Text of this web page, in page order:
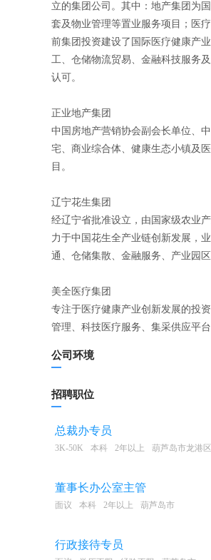
立的集团公司。其中：地产集团为
套及物业管理等置业服务项目；医
前集团投资建设了国际医疗健康产
工、仓储物流贸易、金融科技服务
认可。
正业地产集团
中国房地产营销协会副会长单位、
宅、商业综合体、健康生态小镇及
目。
辽宁花生集团
经辽宁省批准设立，由国家级农业
力于中国花生全产业链创新发展，
通、仓储集散、金融服务、产业园
美全医疗集团
专注于医疗健康产业创新发展的投
管理、科技医疗服务、集采供应平
公司环境
招聘职位
总裁办专员
3K-50K 本科 2年以上 葫芦岛市龙港区
董事长办公室主管
面议 本科 2年以上 葫芦岛市
行政接待专员